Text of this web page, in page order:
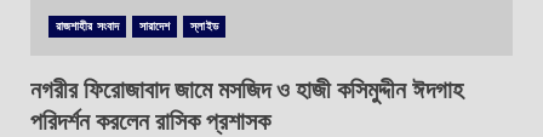
রাজশাহীর সংবাদ সারাদেশ স্লাইড
নগরীর ফিরোজাবাদ জামে মসজিদ ও হাজী কসিমুদ্দীন ঈদগাহ
পরিদর্শন করলেন রাসিক প্রশাসক